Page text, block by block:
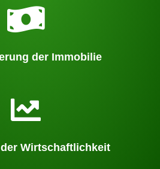
der Immobilie
Wirtschaftlichkeit